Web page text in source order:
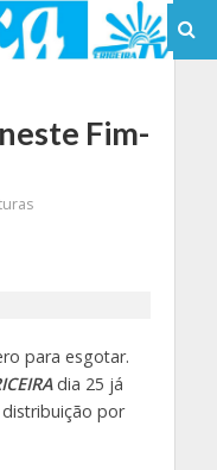
Fim-
para esgotar.
dia 25 já
por